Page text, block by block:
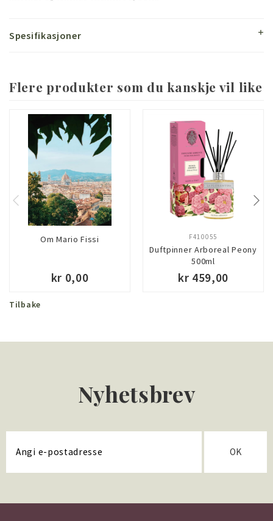
Spesifikasjoner
Flere produkter som du kanskje vil like
Om Mario Fissi
kr 0,00
Duftpinner Arboreal Peony
500ml
F410055
kr 459,00
Tilbake
Nyhetsbrev
OK